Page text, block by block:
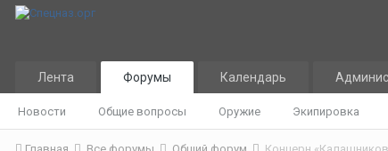
Лента Форумы
Новости Общие вопросы Оружие Экипировка
Календарь